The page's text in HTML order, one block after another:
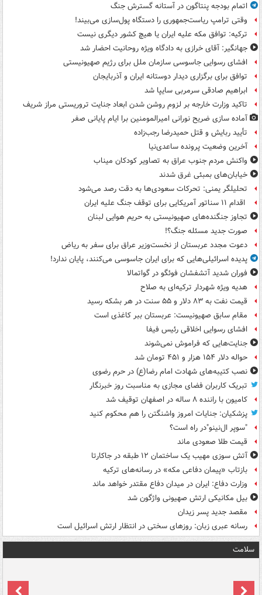
اتمام بودجه پنتاگون در آستانه گسترش جنگ
وقتی ترامپ ریاست‌جمهوری را دستگاه پول‌سازی می‌بیند!
ترکیه: توافق مکه علیه ایران یا هیچ کشور دیگری نیست
جهانگیر: آقای خرازی به دادگاه ویژه روحانیت احضار شد
افشای رسوایی جاسوسی سازمان ملل برای رژیم صهیونیستی
توافق برای برگزاری دیدار دوستانه ایران و آذربایجان
ابراهیم صادقی سرمربی سایپا شد
تاکید وزارت خارجه بر لزوم روشن شدن ابعاد جنایت تروریستی مراز شریف
آماده سازی ضریح نورانی امیرالمومنین برا ایام پایانی صفر
تأیید ربایش و قتل حمیدرضا رجب‌زاده
آخرین وضعیت پرونده ساعدی‌نیا
واکنش مردم جنوب عراق به تصاویر کودکان میناب
خیابان‌های بمبئی غرق شدند
تحلیلگر یمنی: تحرکات سعودی‌ها به دقت رصد می‌شود
اقدام ۱۱ سناتور آمریکایی برای توقف جنگ علیه ایران
تجاوز جنگنده‌های صهیونیستی به حریم هوایی لبنان
صورت جدید مسئله جنگ؟!
دعوت مجدد عربستان از نخست‌وزیر عراق برای سفر به ریاض
پدیده اسرائیلی‌هایی که برای ایران جاسوسی می‌کنند، پایان ندارد!
فوران شدید آتشفشان فوئگو در گواتمالا
هدیه ویژه شهردار ترکیه‌ای به صلاح
قیمت نفت به ۸۳ دلار و ۵۵ سنت در هر بشکه رسید
مقام سابق صهیونیست: عربستان ببر کاغذی است
افشای رسوایی اخلاقی رئیس فیفا
جنایت‌هایی که فراموش نمی‌شوند
حواله دلار ۱۵۴ هزار و ۴۵۱ تومان شد
نصب کتیبه‌های شهادت امام رضا(ع) در حرم رضوی
تبریک کاربران فضای مجازی به مناسبت روز خبرنگار
کامیون با راننده ۸ ساله در اصفهان توقیف شد
پزشکیان: جنایات امروز واشنگتن را هم محکوم کنید
"سوپر ال‌نینو"در راه است؟
قیمت طلا صعودی ماند
آتش سوزی مهیب یک ساختمان ۱۲ طبقه در جاکارتا
بازتاب «پیمان دفاعی مکه» در رسانه‌های ترکیه
وزارت دفاع: ایران در میدان دفاع مقتدر خواهد ماند
بیل مکانیکی ارتش صهیونی واژگون شد
مقصد جدید پسر زیدان
رسانه عبری زبان: روزهای سختی در انتظار ارتش اسرائیل است
سلامت